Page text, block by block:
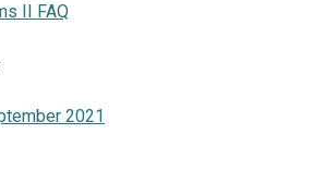
II FAQ
2021